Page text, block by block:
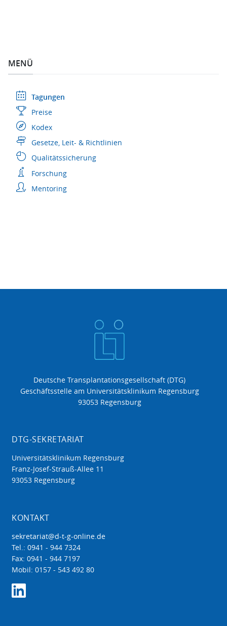
MENÜ
Tagungen
Preise
Kodex
Gesetze, Leit- & Richtlinien
Qualitätssicherung
Forschung
Mentoring
Deutsche Transplantationsgesellschaft (DTG)
Geschäftsstelle am Universitätsklinikum Regensburg
93053 Regensburg
DTG-SEKRETARIAT
Universitätsklinikum Regensburg
Franz-Josef-Strauß-Allee 11
93053 Regensburg
KONTAKT
sekretariat@d-t-g-online.de
Tel.: 0941 - 944 7324
Fax: 0941 - 944 7197
Mobil: 0157 - 543 492 80